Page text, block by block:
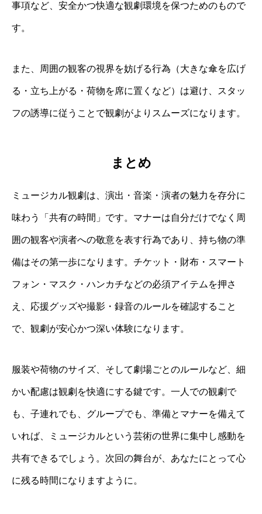
事項など、安全かつ快適な観劇環境を保つためのもので
す。
また、周囲の観客の視界を妨げる行為（大きな傘を広げ
る・立ち上がる・荷物を席に置くなど）は避け、スタッ
フの誘導に従うことで観劇がよりスムーズになります。
まとめ
ミュージカル観劇は、演出・音楽・演者の魅力を存分に
味わう「共有の時間」です。マナーは自分だけでなく周
囲の観客や演者への敬意を表す行為であり、持ち物の準
備はその第一歩になります。チケット・財布・スマート
フォン・マスク・ハンカチなどの必須アイテムを押さ
え、応援グッズや撮影・録音のルールを確認すること
で、観劇が安心かつ深い体験になります。
服装や荷物のサイズ、そして劇場ごとのルールなど、細
かい配慮は観劇を快適にする鍵です。一人での観劇で
も、子連れでも、グループでも、準備とマナーを備えて
いれば、ミュージカルという芸術の世界に集中し感動を
共有できるでしょう。次回の舞台が、あなたにとって心
に残る時間になりますように。